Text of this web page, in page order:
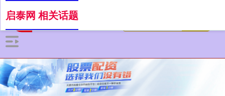
启泰网 相关话题